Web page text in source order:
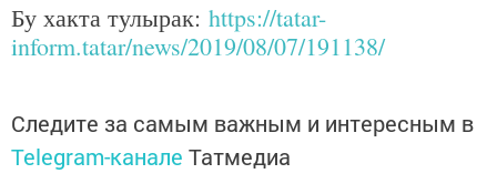
Бу хакта тулырак: https://tatar-
inform.tatar/news/2019/08/07/191138/
Следите за самым важным и интересным в
Telegram-канале Татмедиа